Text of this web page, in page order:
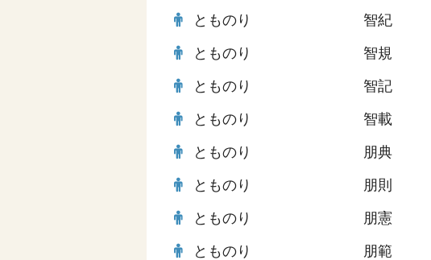
とものり 智紀
とものり 智規
とものり 智記
とものり 智載
とものり 朋典
とものり 朋則
とものり 朋憲
とものり 朋範